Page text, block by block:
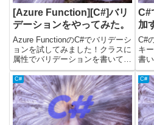
[Azure Function][C#]バリ
デーションをやってみた。
Azure FunctionのC#でバリデーシ
ョンを試してみました！クラスに
属性でバリデーションを書いて、
Validator.TryValidateObjectを使う
とバリデーションできました。結
果はList<ValidationResul...
C#
加
C#
キ
書
に
し
メ
す
ソ...
C# C#